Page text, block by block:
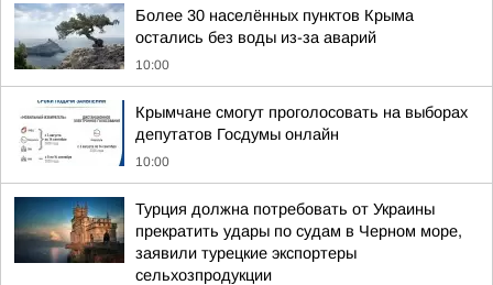
Более 30 населённых пунктов Крыма
остались без воды из-за аварий
10:00
Крымчане смогут проголосовать на выборах
депутатов Госдумы онлайн
10:00
Турция должна потребовать от Украины
прекратить удары по судам в Черном море,
заявили турецкие экспортеры
сельхозпродукции